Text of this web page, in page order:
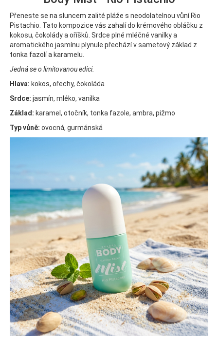
Přeneste se na sluncem zalité pláže s neodolatelnou vůní Rio
Pistachio. Tato kompozice vás zahalí do krémového obláčku z
kokosu, čokolády a oříšků. Srdce plné mléčné vanilky a
aromatického jasmínu plynule přechází v sametový základ z
tonka fazolí a karamelu.
Jedná se o limitovanou edici.
Hlava: kokos, ořechy, čokoláda
Srdce: jasmín, mléko, vanilka
Základ: karamel, otočník, tonka fazole, ambra, pižmo
Typ vůně: ovocná, gurmánská